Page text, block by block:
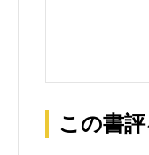
この書